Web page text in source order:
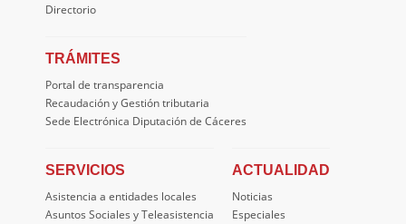
Directorio
TRÁMITES
Portal de transparencia
Recaudación y Gestión tributaria
Sede Electrónica Diputación de Cáceres
SERVICIOS
Asistencia a entidades locales
Asuntos Sociales y Teleasistencia
ACTUALIDAD
Noticias
Especiales